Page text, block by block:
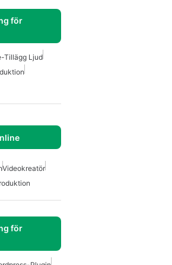
för
Tillägg Ljud
Videokreatör
för